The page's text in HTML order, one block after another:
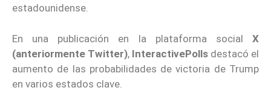
estadounidense.
En una publicación en la plataforma social X
(anteriormente Twitter), InteractivePolls destacó el
aumento de las probabilidades de victoria de Trump
en varios estados clave.